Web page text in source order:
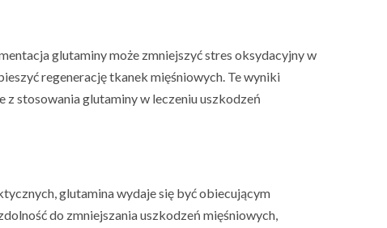
glutaminy może zmniejszyć stres oksydacyjny w
regenerację tkanek mięśniowych. Te wyniki
stosowania glutaminy w leczeniu uszkodzeń
glutamina wydaje się być obiecującym
do zmniejszania uszkodzeń mięśniowych,